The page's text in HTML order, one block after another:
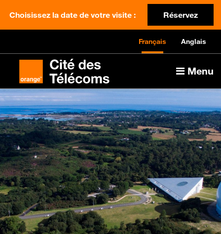
Choisissez la date de votre visite : Réservez
Français Anglais
Menu